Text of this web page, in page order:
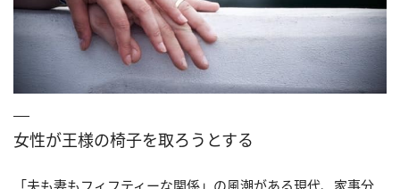
女性が王様の椅子を取ろうとする